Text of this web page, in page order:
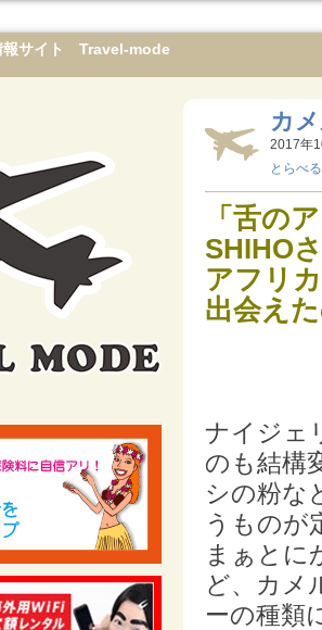
報サイト Travel-mode
カ
2017年
とらべ
「舌の
SHIHO
アフリ
出会え
ナイジェ
のも結構
シの粉な
うものが
まぁとに
ど、カメ
ーの種類